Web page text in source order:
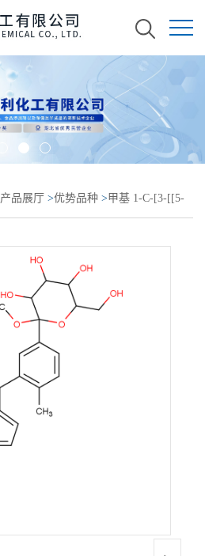
产品展厅 >优势品种 >甲基 1-C-[3-[[5-